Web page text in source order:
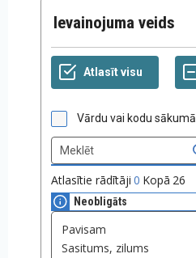
Ievainojuma veids
Vārdu vai kodu sākumā
Atlasītie rādītāji 0 Kopā 26
Neobligāts